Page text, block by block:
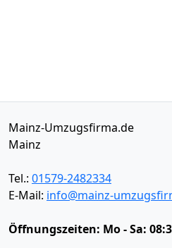
Mainz-Umzugsfirma.de
Mainz
Tel.: 01579-2482334
E-Mail: info@mainz-
Öffnungszeiten: Mo - Sa: